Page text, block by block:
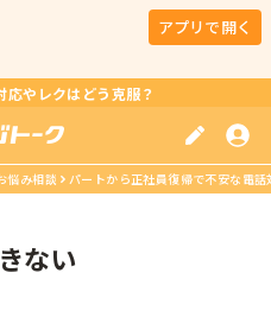
アプリで開く
やレクはどう克服？
悩み相談 パートから正社員復帰で不安な電
ない